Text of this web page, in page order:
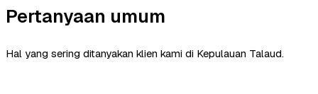
Pertanyaan umum
Hal yang sering ditanyakan klien kami di Kepulauan Talaud.